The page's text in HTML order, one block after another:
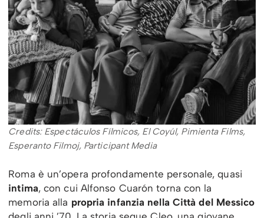
Credits: Espectáculos Fílmicos, El Coyúl, Pimienta Films,
Esperanto Filmoj, Participant Media
Roma è un’opera profondamente personale, quasi
intima, con cui Alfonso Cuarón torna con la
memoria alla propria infanzia nella Città del Messico